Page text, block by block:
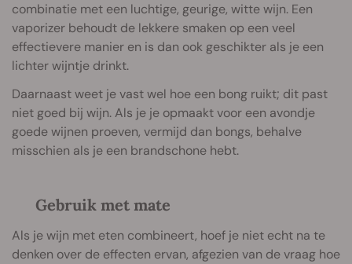
combinatie met een luchtige, geurige, witte wijn. Een
vaporizer behoudt de lekkere smaken op een veel
effectievere manier en is dan ook geschikter als je een
lichter wijntje drinkt.
Daarnaast weet je vast wel hoe een bong ruikt; dit past
niet goed bij wijn. Als je je opmaakt voor een avondje
goede wijnen proeven, vermijd dan bongs, behalve
misschien als je een brandschone hebt.
Gebruik met mate
Als je wijn met eten combineert, hoef je niet echt na te
denken over de effecten ervan, afgezien van de vraag hoe